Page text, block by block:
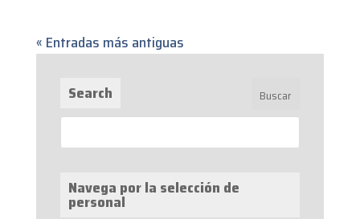
« Entradas más antiguas
Search
Navega por la selección de
personal